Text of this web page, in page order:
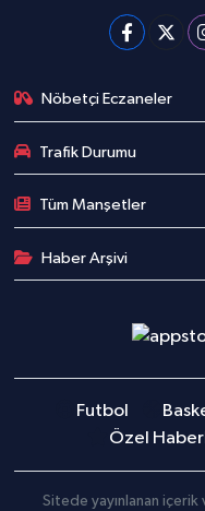
Nöbetçi Eczaneler
Trafik Durumu
Tüm Manşetler
Haber Arşivi
Futbol
Özel
Sitede yayınlanan içerik